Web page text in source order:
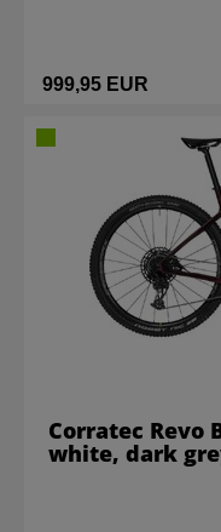
999,95 EUR
Corratec Revo
white, dark